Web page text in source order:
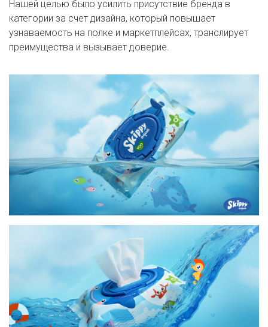
Нашей целью было усилить присутствие бренда в
категории за счет дизайна, который повышает
узнаваемость на полке и маркетплейсах, транслирует
преимущества и вызывает доверие.